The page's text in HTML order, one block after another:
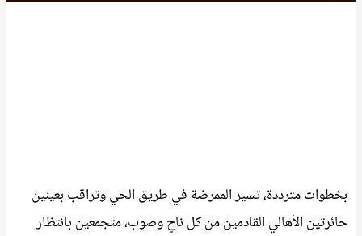
بخطوات مترددة، تسير الممرضة في طريق الحي وتراقب بعينين
حائرتين الأهالي القادمين من كل ناحٍ وصوب، متجمعين بانتظار